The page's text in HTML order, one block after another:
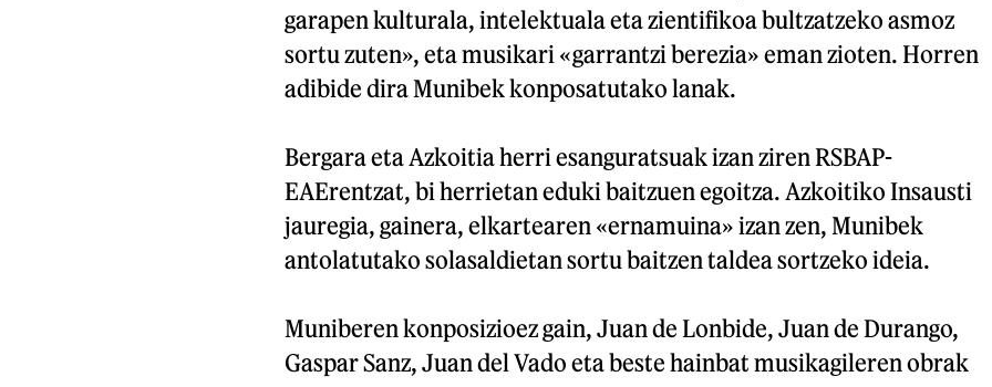
garapen kulturala, intelektuala eta zientifikoa bultzatzeko asmoz
sortu zuten», eta musikari «garrantzi berezia» eman zioten. Horren
adibide dira Munibek konposatutako lanak.
Bergara eta Azkoitia herri esanguratsuak izan ziren RSBAP-
EAErentzat, bi herrietan eduki baitzuen egoitza. Azkoitiko Insausti
jauregia, gainera, elkartearen «ernamuina» izan zen, Munibek
antolatutako solasaldietan sortu baitzen taldea sortzeko ideia.
Muniberen konposizioez gain, Juan de Lonbide, Juan de Durango,
Gaspar Sanz, Juan del Vado eta beste hainbat musikagileren obrak